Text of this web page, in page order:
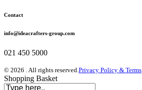
Contact
info@ideacrafters-group.com
021 450 5000
© 2026 . All rights reserved.Privacy Policy & Terms
Shopping Basket